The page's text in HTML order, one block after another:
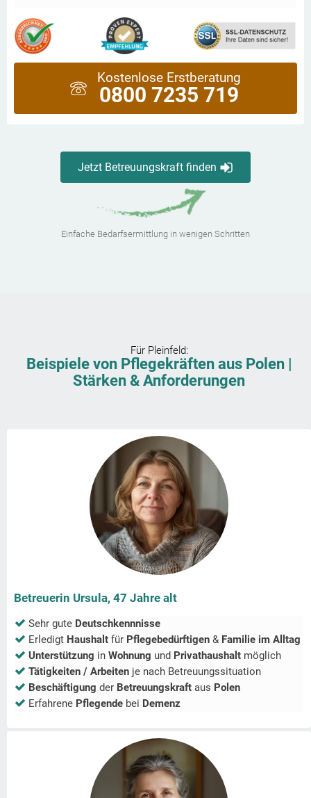
Kostenlose Erstberatung
0800 7235 719
Jetzt Betreuungskraft finden
Einfache Bedarfsermittlung in wenigen Schritten
Für Pleinfeld:
Beispiele von Pflegekräften aus Polen |
Stärken & Anforderungen
Betreuerin Ursula, 47 Jahre alt
Sehr gute Deutschkennnisse
Erledigt Haushalt für Pflegebedürftigen & Familie im Alltag
Unterstützung in Wohnung und Privathaushalt möglich
Tätigkeiten / Arbeiten je nach Betreuungssituation
Beschäftigung der Betreuungskraft aus Polen
Erfahrene Pflegende bei Demenz